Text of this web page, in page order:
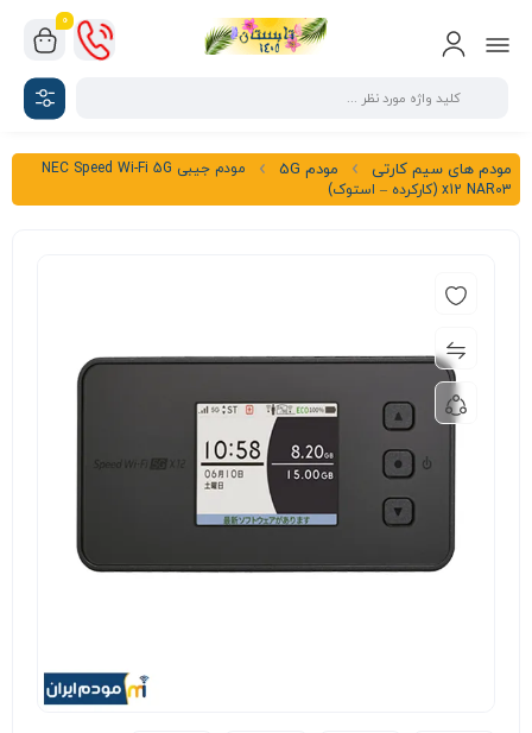
0
مودم های سیم کارتی مودم 5G
مودم جیبی NEC Speed Wi-Fi 5G
x12 NAR03 (کارکرده – استوک)